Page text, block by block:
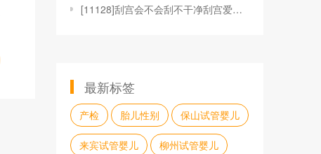
[11128]刮宫会不会刮不干净刮宫爱怀孕吗刮宫容易刮
最新标签
产检 胎儿性别 保山试管婴儿
来宾试管婴儿 柳州试管婴儿